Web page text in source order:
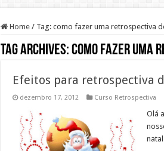
Home / Tag: como fazer uma retrospectiva
Tag Archives:como fazer uma
Efeitos para retrospectiva
dezembro 17, 2012 Curso Retrospectiva
Olá